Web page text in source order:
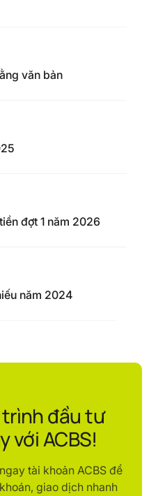
văn bản
đợt 1 năm 2026
năm 2024
đầu tư
với ACBS!
tài khoản ACBS để
giao dịch nhanh